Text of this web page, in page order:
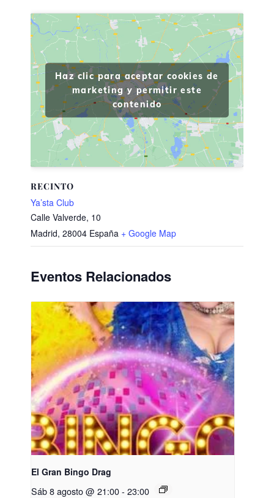
RECINTO
Ya’sta Club
Calle Valverde, 10
Madrid, 28004 España + Google Map
Haz clic para aceptar cookies de
marketing y permitir este
contenido
Eventos Relacionados
El Gran Bingo Drag
Sáb 8 agosto @ 21:00- 23:00